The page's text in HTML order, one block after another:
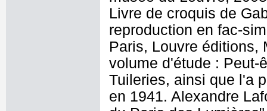
Livre de croquis de
reproduction en fac-
Paris, Louvre éditions,
volume d'étude : Peut-
Tuileries, ainsi que l'a
en 1941. Alexandre